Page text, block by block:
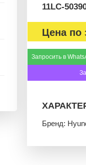
11LC-
Цена по
Запросить в
Бренд: